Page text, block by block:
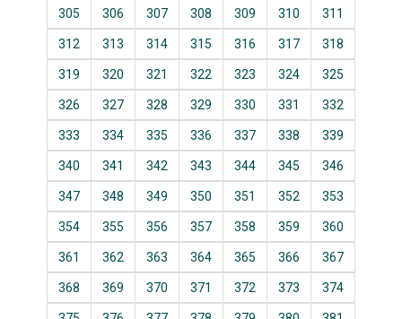
305 306 307 308 309 310 311
312 313 314 315 316 317 318
319 320 321 322 323 324 325
326 327 328 329 330 331 332
333 334 335 336 337 338 339
340 341 342 343 344 345 346
347 348 349 350 351 352 353
354 355 356 357 358 359 360
361 362 363 364 365 366 367
368 369 370 371 372 373 374